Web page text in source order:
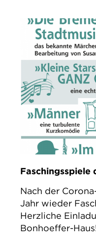
Faschingsspiele
Nach der
Jahr wieder
Herzliche
Bonhoeffer-